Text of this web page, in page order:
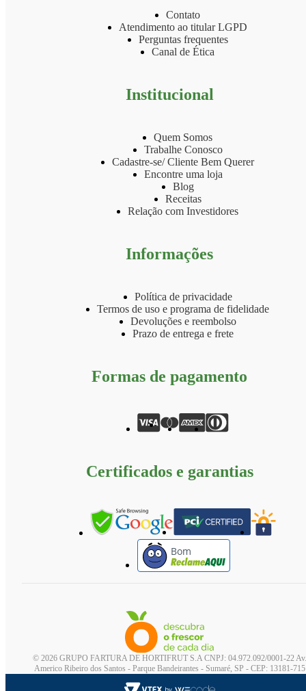
Contato
Atendimento ao titular LGPD
Perguntas frequentes
Canal de Ética
Institucional
Quem Somos
Trabalhe Conosco
Cadastre-se/ Cliente Bem Querer
Encontre uma loja
Blog
Receitas
Relação com Investidores
Informações
Política de privacidade
Termos de uso e programa de fidelidade
Devoluções e reembolso
Prazo de entrega e frete
Formas de pagamento
Certificados e garantias
Bom
© 2026 GRUPO FARTURA DE HORTIFRUT S.A CNPJ: 04.972.092/0001-22 Av.
Americo Ribeiro dos Santos - Parque Bandeirantes - Sumaré, SP - CEP: 13181-715